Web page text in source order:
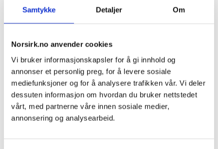
Samtykke Detaljer Om
Norsirk.no anvender cookies
Vi bruker informasjonskapsler for å gi innhold og
annonser et personlig preg, for å levere sosiale
mediefunksjoner og for å analysere trafikken vår. Vi deler
dessuten informasjon om hvordan du bruker nettstedet
vårt, med partnerne våre innen sosiale medier,
annonsering og analysearbeid.
Bli kunde
Samarbeidspartnere
Åpenhetsloven
Kontakt oss
Kundeinformasjon
English
Logg inn
Søk
Menu Menu